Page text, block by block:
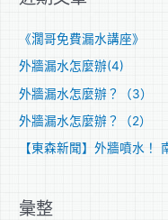
鍵
《濶哥免費漏水講座》
外牆漏水怎麼辦(4)
外牆漏水怎麼辦？（3）
外牆漏水怎麼辦？（2）
【東森新聞】外牆噴水！
彙整